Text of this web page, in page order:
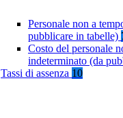
Personale non a
pubblicare in tabelle)
Costo del personale
indeterminato (da
Tassi di assenza 10